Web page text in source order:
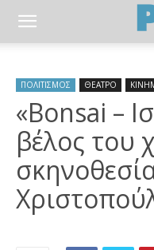
ΠΟΛΙΤΙΣΜΟΣ ΘΕΑΤΡΟ
«Bonsai –
βέλος του